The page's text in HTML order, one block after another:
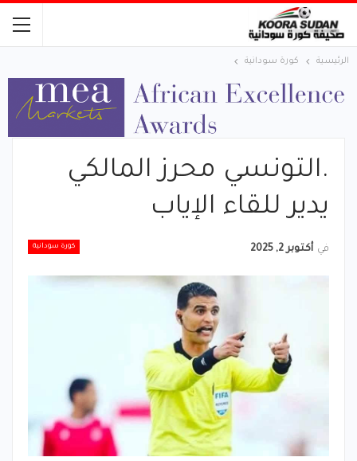
الرئيسية كورة سودانية
.التونسي محرز المالكي
يدير للقاء الإياب
كورة سودانية في أكتوبر 2, 2025